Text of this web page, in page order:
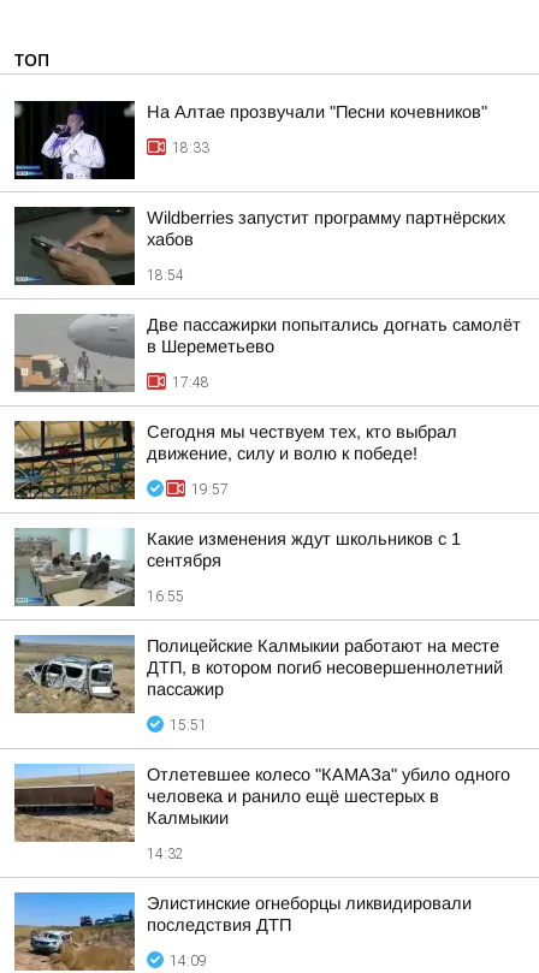
ТОП
На Алтае прозвучали "Песни кочевников"
18:33
Wildberries запустит программу партнёрских
хабов
18:54
Две пассажирки попытались догнать самолёт
в Шереметьево
17:48
Сегодня мы чествуем тех, кто выбрал
движение, силу и волю к победе!
19:57
Какие изменения ждут школьников с 1
сентября
16:55
Полицейские Калмыкии работают на месте
ДТП, в котором погиб несовершеннолетний
пассажир
15:51
Отлетевшее колесо "КАМАЗа" убило одного
человека и ранило ещё шестерых в
Калмыкии
14:32
Элистинские огнеборцы ликвидировали
последствия ДТП
14:09